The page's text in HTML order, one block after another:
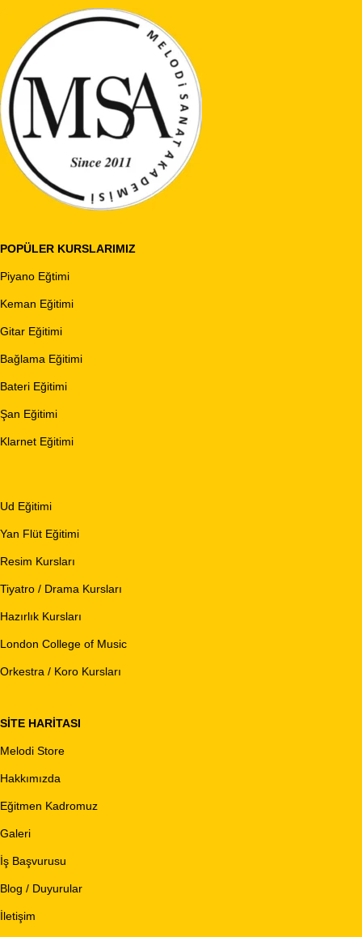
POPÜLER KURSLARIMIZ
Piyano Eğtimi
Keman Eğitimi
Gitar Eğitimi
Bağlama Eğitimi
Bateri Eğitimi
Şan Eğitimi
Klarnet Eğitimi
Ud Eğitimi
Yan Flüt Eğitimi
Resim Kursları
Tiyatro / Drama Kursları
Hazırlık Kursları
London College of Music
Orkestra / Koro Kursları
SITE HARITASI
Melodi Store
Hakkımızda
Eğitmen Kadromuz
Galeri
İş Başvurusu
Blog / Duyurular
İletişim